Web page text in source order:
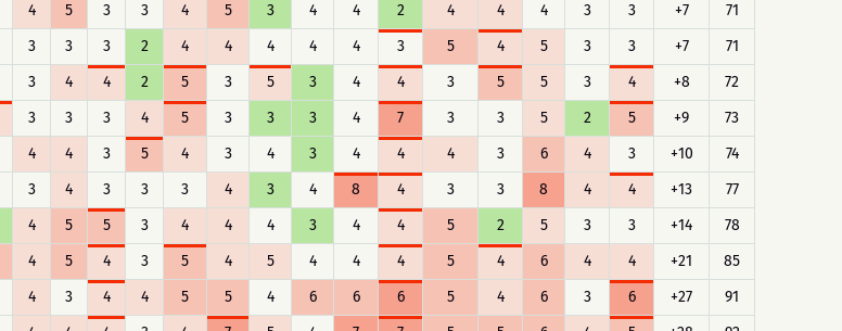
4 5 3 3 4 5 3 4 4 2 4 4 4 3 3 +7
71
3 3 3 2 4 4 4 4 4 3 5 4 5 3 3 +7
71
3 4 4 2 5 3 5 3 4 4 3 5 5 3 4 +8
72
3 3 3 4 5 3 3 3 4 7 3 3 5 2 5 +9
73
4 4 3 5 4 3 4 3 4 4 4 3 6 4 3 +10
74
3 4 3 3 3 4 3 4 8 4 3 3 8 4 4 +13
77
4 5 5 3 4 4 4 3 4 4 5 2 5 3 3 +14
78
4 5 4 3 5 4 5 4 4 4 5 4 6 4 4 +21
85
4 3 4 4 5 5 4 6 6 6 5 4 6 3 6 +27
91